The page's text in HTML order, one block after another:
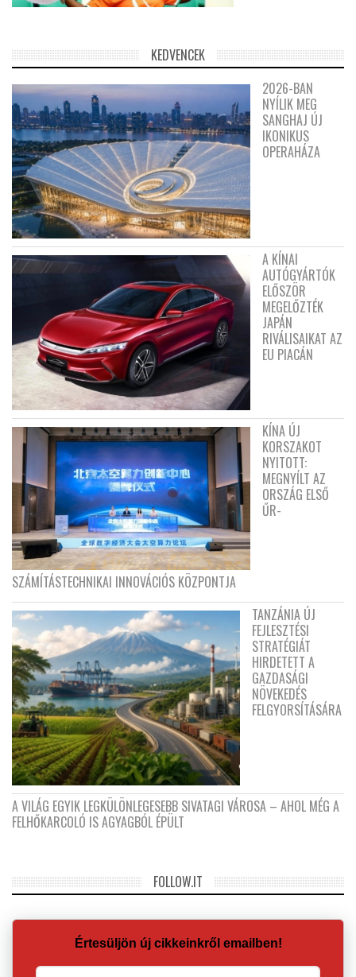
KEDVENCEK
2026-BAN
NYÍLIK MEG
SANGHAJ ÚJ
IKONIKUS
OPERAHÁZA
A KÍNAI
AUTÓGYÁRTÓK
ELŐSZÖR
MEGELŐZTÉK
JAPÁN
RIVÁLISAIKAT AZ
EU PIACÁN
KÍNA ÚJ
KORSZAKOT
NYITOTT:
MEGNYÍLT AZ
ORSZÁG ELSŐ
ŰR-
SZÁMÍTÁSTECHNIKAI INNOVÁCIÓS KÖZPONTJA
TANZÁNIA ÚJ
FEJLESZTÉSI
STRATÉGIÁT
HIRDETETT A
GAZDASÁGI
NÖVEKEDÉS
FELGYORSÍTÁSÁRA
A VILÁG EGYIK LEGKÜLÖNLEGESEBB SIVATAGI VÁROSA – AHOL MÉG A
FELHŐKARCOLÓ IS AGYAGBÓL ÉPÜLT
FOLLOW.IT
Értesüljön új cikkeinkről emailben!